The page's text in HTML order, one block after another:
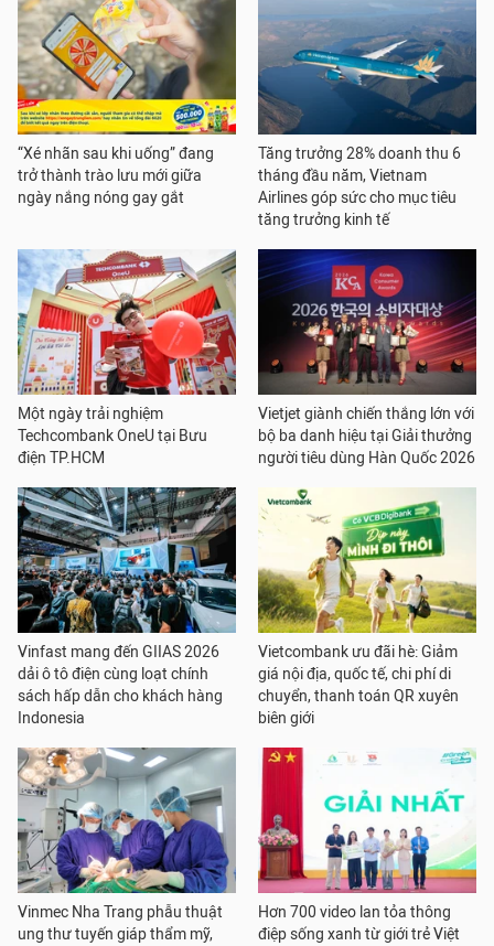
“Xé nhãn sau khi uống” đang
trở thành trào lưu mới giữa
ngày nắng nóng gay gắt
Tăng trưởng 28% doanh thu 6
tháng đầu năm, Vietnam
Airlines góp sức cho mục tiêu
tăng trưởng kinh tế
Một ngày trải nghiệm
Techcombank OneU tại Bưu
điện TP.HCM
Vietjet giành chiến thắng lớn với
bộ ba danh hiệu tại Giải thưởng
người tiêu dùng Hàn Quốc 2026
Vinfast mang đến GIIAS 2026
dải ô tô điện cùng loạt chính
sách hấp dẫn cho khách hàng
Indonesia
Vietcombank ưu đãi hè: Giảm
giá nội địa, quốc tế, chi phí di
chuyển, thanh toán QR xuyên
biên giới
Vinmec Nha Trang phẫu thuật
ung thư tuyến giáp thẩm mỹ,
Hơn 700 video lan tỏa thông
điệp sống xanh từ giới trẻ Việt